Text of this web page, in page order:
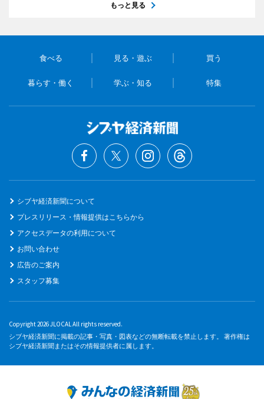
もっと見る
食べる 見る・遊ぶ 買う
暮らす・働く 学ぶ・知る 特集
シブヤ経済新聞について
プレスリリース・情報提供はこちらから
アクセスデータの利用について
お問い合わせ
広告のご案内
スタッフ募集
Copyright 2026 JLOCAL All rights reserved.
シブヤ経済新聞に掲載の記事・写真・図表などの無断転載を禁止します。 著作権は
シブヤ経済新聞またはその情報提供者に属します。